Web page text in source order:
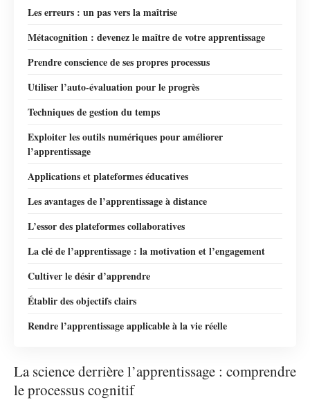
Les erreurs : un pas vers la maîtrise
Métacognition : devenez le maître de votre apprentissage
Prendre conscience de ses propres processus
Utiliser l’auto-évaluation pour le progrès
Techniques de gestion du temps
Exploiter les outils numériques pour améliorer
l’apprentissage
Applications et plateformes éducatives
Les avantages de l’apprentissage à distance
L’essor des plateformes collaboratives
La clé de l’apprentissage : la motivation et l’engagement
Cultiver le désir d’apprendre
Établir des objectifs clairs
Rendre l’apprentissage applicable à la vie réelle
La science derrière l’apprentissage : comprendre
le processus cognitif